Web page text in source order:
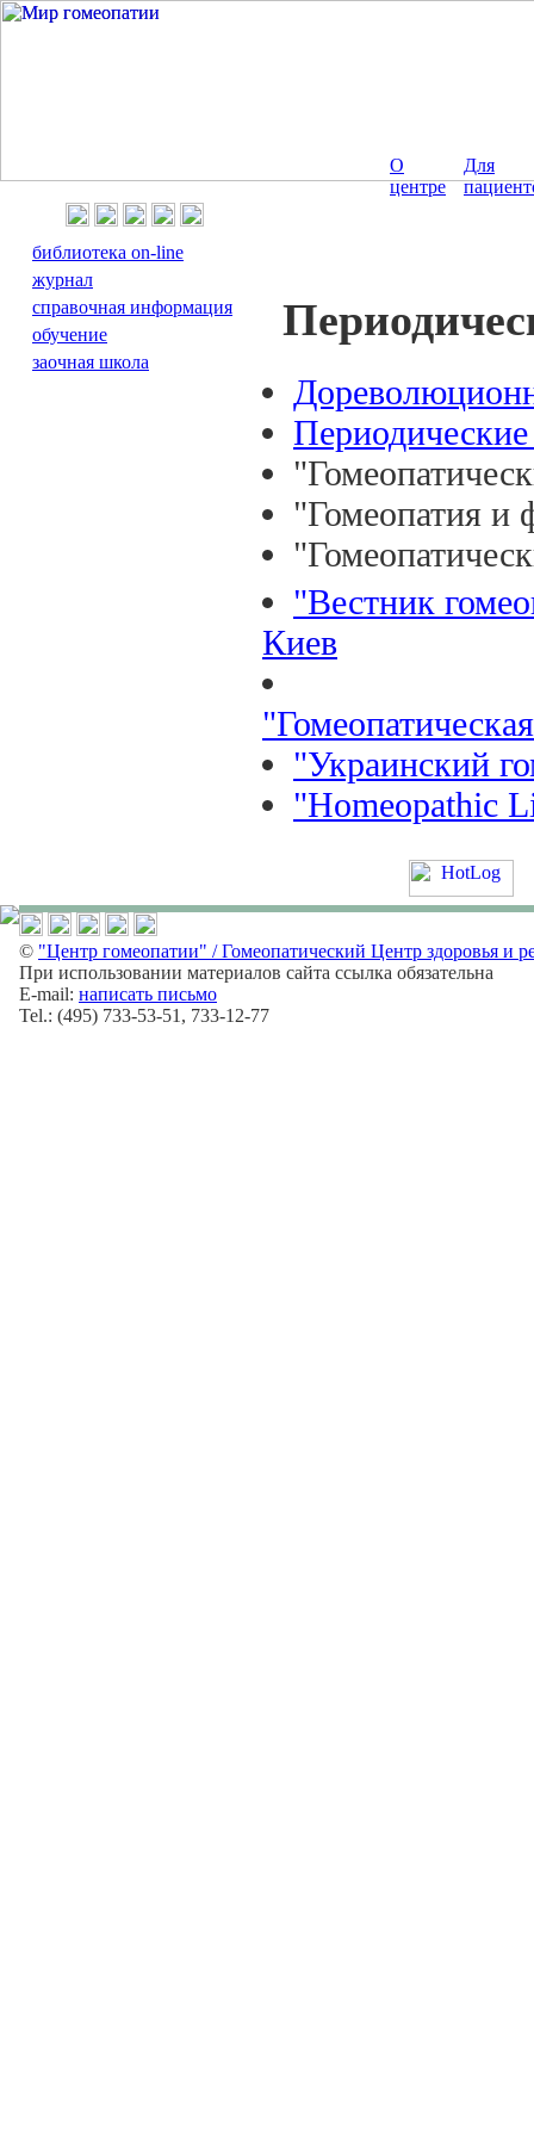
О
центре
Для
Периодические
"Гомеопатия и
"Вестник
Киев
"Украинский
"Homeopathic
© "Центр гомеопатии" / Гомеопатический Центр здоровья и
При использовании материалов сайта ссылка обязательна
E-mail: написать письмо
Tel.: (495) 733-53-51, 733-12-77
библиотека on-line
журнал
справочная информация
обучение
заочная школа